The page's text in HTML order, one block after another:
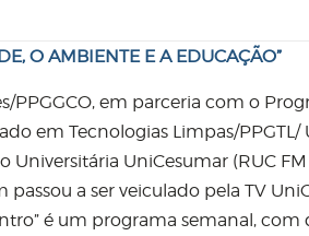
O AMBIENTE E A EDUCAÇÃO”
em parceria com o
em Tecnologias Limpas/PPGTL/
UniCesumar (RUC FM
a ser veiculado pela TV
é um programa semanal,